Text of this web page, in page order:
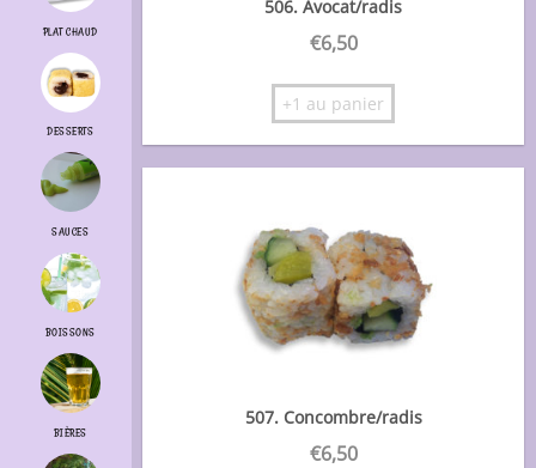
PLAT CHAUD
DESSERTS
SAUCES
BOISSONS
BIÈRES
506. Avocat/radis
€6,50
+1 au panier
507. Concombre/radis
€6,50